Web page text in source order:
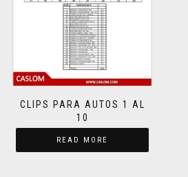
CLIPS PARA AUTOS 1 AL
10
READ MORE